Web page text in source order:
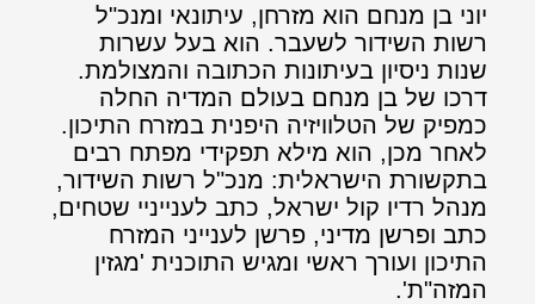
יוני בן מנחם הוא מזרחן, עיתונאי ומנכ"ל
רשות השידור לשעבר. הוא בעל עשרות
שנות ניסיון בעיתונות הכתובה והמצולמת.
דרכו של בן מנחם בעולם המדיה החלה
כמפיק של הטלוויזיה היפנית במזרח התיכון.
לאחר מכן, הוא מילא תפקידי מפתח רבים
בתקשורת הישראלית: מנכ"ל רשות השידור,
מנהל רדיו קול ישראל, כתב לענייניי שטחים,
כתב ופרשן מדיני, פרשן לענייני המזרח
התיכון ועורך ראשי ומגיש התוכנית 'מגזין
המזה"ת'.